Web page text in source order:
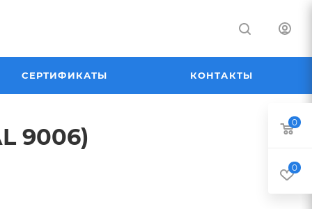
СЕРТИФИКАТЫ КОНТАКТЫ
9006)
0
0